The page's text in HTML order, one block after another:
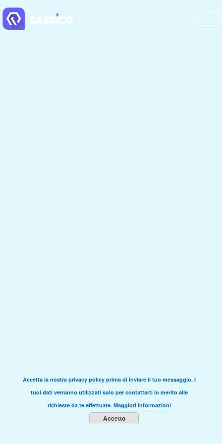
Accetta la nostra privacy policy prima di inviare il tuo messaggio. I
tuoi dati verranno utilizzati solo per contattarti in merito alle
richieste da te effettuate. Maggiori informazioni
Accetto